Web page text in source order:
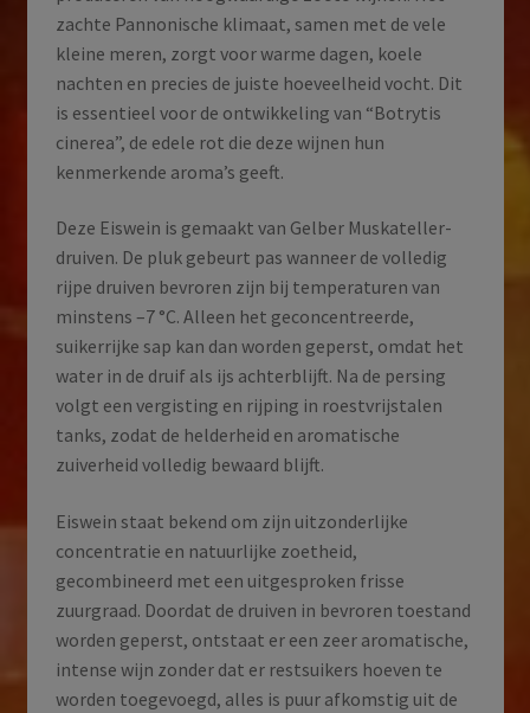
zachte Pannonische klimaat, samen met de vele
kleine meren, zorgt voor warme dagen, koele
nachten en precies de juiste hoeveelheid vocht. Dit
is essentieel voor de ontwikkeling van “Botrytis
cinerea”, de edele rot die deze wijnen hun
kenmerkende aroma’s geeft.
Deze Eiswein is gemaakt van Gelber Muskateller-
druiven. De pluk gebeurt pas wanneer de volledig
rijpe druiven bevroren zijn bij temperaturen van
minstens –7 °C. Alleen het geconcentreerde,
suikerrijke sap kan dan worden geperst, omdat het
water in de druif als ijs achterblijft. Na de persing
volgt een vergisting en rijping in roestvrijstalen
tanks, zodat de helderheid en aromatische
zuiverheid volledig bewaard blijft.
Eiswein staat bekend om zijn uitzonderlijke
concentratie en natuurlijke zoetheid,
gecombineerd met een uitgesproken frisse
zuurgraad. Doordat de druiven in bevroren toestand
worden geperst, ontstaat er een zeer aromatische,
intense wijn zonder dat er restsuikers hoeven te
worden toegevoegd, alles is puur afkomstig uit de